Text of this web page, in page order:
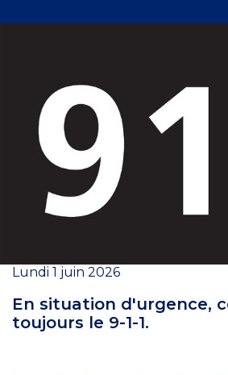
Lundi 1 juin 2026
En situation d'urgence,
toujours le 9-1-1.